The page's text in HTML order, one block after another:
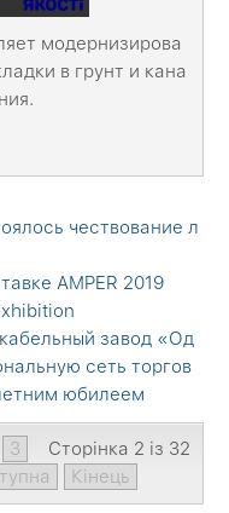
модернизирова
в грунт и кана
чествование л
АМPER 2019
завод «Од
сеть торгов
юбилеем
Сторінка 2 із 32
3
Кінець